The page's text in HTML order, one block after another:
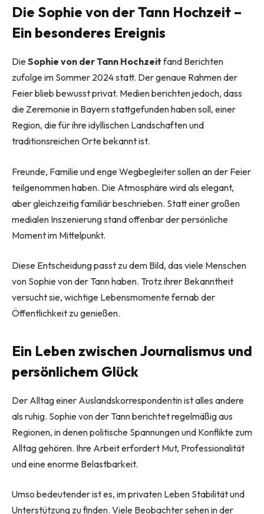
Die Sophie von der Tann Hochzeit –
Ein besonderes Ereignis
DieSophie von der Tann Hochzeitfand Berichten
zufolge im Sommer 2024 statt. Der genaue Rahmen der
Feier blieb bewusst privat. Medien berichten jedoch, dass
die Zeremonie in Bayern stattgefunden haben soll, einer
Region, die für ihre idyllischen Landschaften und
traditionsreichen Orte bekannt ist.
Freunde, Familie und enge Wegbegleiter sollen an der Feier
teilgenommen haben. Die Atmosphäre wird als elegant,
aber gleichzeitig familiär beschrieben. Statt einer großen
medialen Inszenierung stand offenbar der persönliche
Moment im Mittelpunkt.
Diese Entscheidung passt zu dem Bild, das viele Menschen
von Sophie von der Tann haben. Trotz ihrer Bekanntheit
versucht sie, wichtige Lebensmomente fernab der
Öffentlichkeit zu genießen.
Ein Leben zwischen Journalismus und
persönlichem Glück
Der Alltag einer Auslandskorrespondentin ist alles andere
als ruhig. Sophie von der Tann berichtet regelmäßig aus
Regionen, in denen politische Spannungen und Konflikte zum
Alltag gehören. Ihre Arbeit erfordert Mut, Professionalität
und eine enorme Belastbarkeit.
Umso bedeutender ist es, im privaten Leben Stabilität und
Unterstützung zu finden. Viele Beobachter sehen in der